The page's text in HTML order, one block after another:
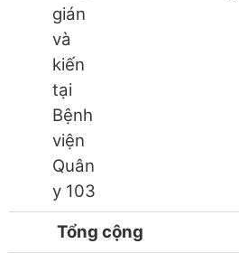
gián
và
kiến
tại
Bệnh
viện
Quân
y 103
Tổng cộng